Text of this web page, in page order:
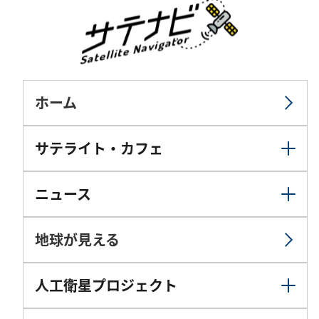
ホーム
サテライト・カフェ
ニュース
地球が見える
人工衛星プロジェクト